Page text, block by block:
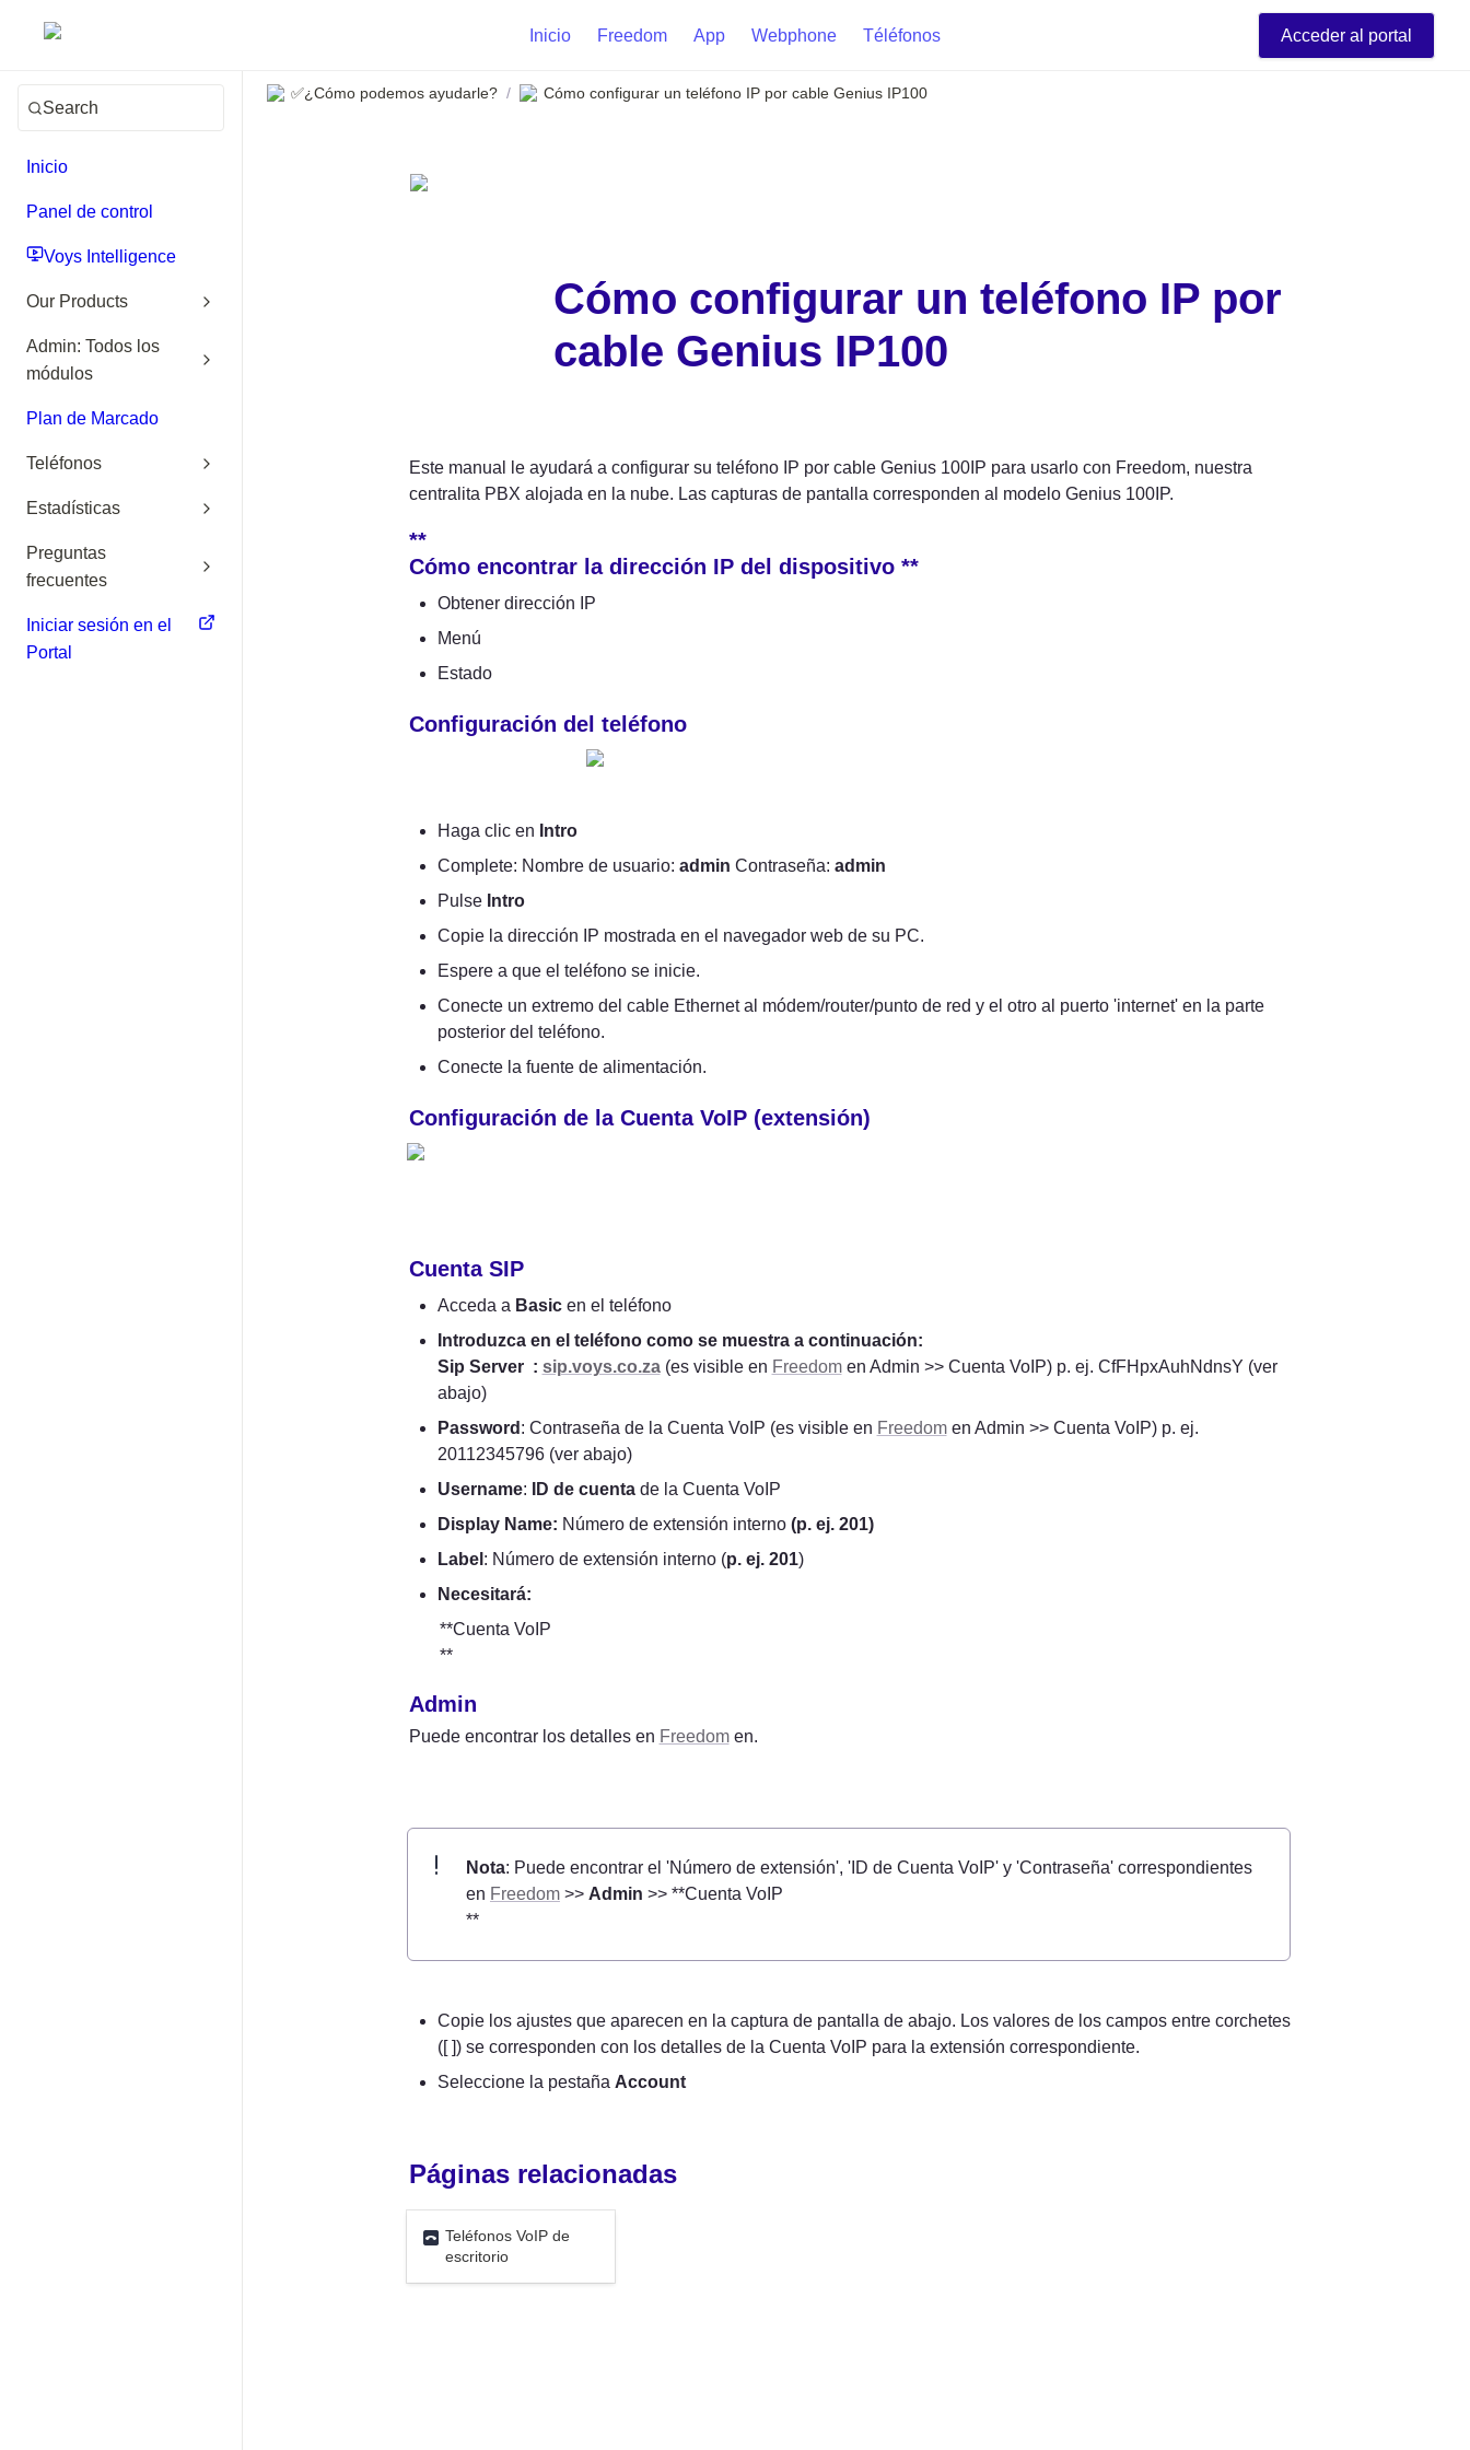
Inicio Freedom App Webphone Téléfonos Acceder al portal
Search
Inicio
Panel de control
Voys Intelligence
Our Products
Admin: Todos los
módulos
Plan de Marcado
Teléfonos
Estadísticas
Preguntas
frecuentes
Iniciar sesión en el
Portal
✅¿Cómo podemos ayudarle? / Cómo configurar un teléfono IP por cable Genius IP100
Cómo configurar un teléfono IP por
cable Genius IP100
Este manual le ayudará a configurar su teléfono IP por cable Genius 100IP para usarlo con Freedom, nuestra
**
Cómo encontrar la dirección IP del dispositivo **
Obtener dirección IP
Menú
Estado
Configuración del teléfono
Haga clic en Intro
Complete: Nombre de usuario: admin Contraseña: admin
Pulse Intro
Copie la dirección IP mostrada en el navegador web de su PC.
Espere a que el teléfono se inicie.
Conecte un extremo del cable Ethernet al módem/router/punto de red y el otro al puerto 'internet' en la parte
posterior del teléfono.
Conecte la fuente de alimentación.
Configuración de la Cuenta VoIP (extensión)
Cuenta SIP
Acceda a Basic en el teléfono
Introduzca en el teléfono como se muestra a continuación:
Sip Server  : sip.voys.co.za (es visible en Freedom en Admin >> Cuenta VoIP) p. ej. CfFHpxAuhNdnsY (ver
abajo)
Password : Contraseña de la Cuenta VoIP (es visible en Freedom en Admin >> Cuenta VoIP) p. ej.
20112345796 (ver abajo)
Username: ID de cuenta de la Cuenta VoIP
Display Name: Número de extensión interno (p. ej. 201)
Label : Número de extensión interno (p. ej. 201)
Necesitará:
**Cuenta VoIP
**
Admin
Puede encontrar los detalles en Freedom en.
Nota: Puede encontrar el 'Número de extensión', 'ID de Cuenta VoIP' y 'Contraseña' correspondientes
en Freedom >> Admin >> **Cuenta VoIP
**
Copie los ajustes que aparecen en la captura de pantalla de abajo. Los valores de los campos entre corchetes
([ ]) se corresponden con los detalles de la Cuenta VoIP para la extensión correspondiente.
Seleccione la pestaña Account
Páginas relacionadas
escritorio
Teléfonos VoIP de
escritorio